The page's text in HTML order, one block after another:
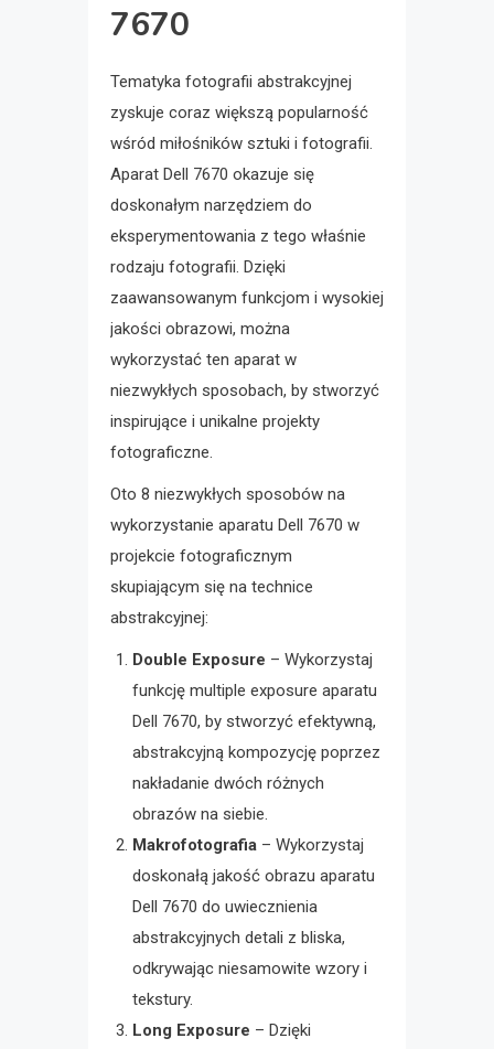
7670
Tematyka fotografii abstrakcyjnej
zyskuje coraz większą popularność
wśród miłośników sztuki i fotografii.
Aparat Dell 7670 okazuje się
doskonałym narzędziem do
eksperymentowania z tego właśnie
rodzaju fotografii. Dzięki
zaawansowanym funkcjom i wysokiej
jakości obrazowi, można
wykorzystać ten aparat w
niezwykłych sposobach, by stworzyć
inspirujące i unikalne projekty
fotograficzne.
Oto 8 niezwykłych sposobów na
wykorzystanie aparatu Dell 7670 w
projekcie fotograficznym
skupiającym się na technice
abstrakcyjnej:
Double Exposure – Wykorzystaj
funkcję multiple exposure aparatu
Dell 7670, by stworzyć efektywną,
abstrakcyjną kompozycję poprzez
nakładanie dwóch różnych
obrazów na siebie.
Makrofotografia – Wykorzystaj
doskonałą jakość obrazu aparatu
Dell 7670 do uwiecznienia
abstrakcyjnych detali z bliska,
odkrywając niesamowite wzory i
tekstury.
Long Exposure – Dzięki